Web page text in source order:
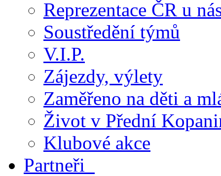
Reprezentace ČR u
Soustředění týmů
V.I.P.
Zájezdy, výlety
Zaměřeno na děti a
Život v Přední
Klubové akce
Partneři